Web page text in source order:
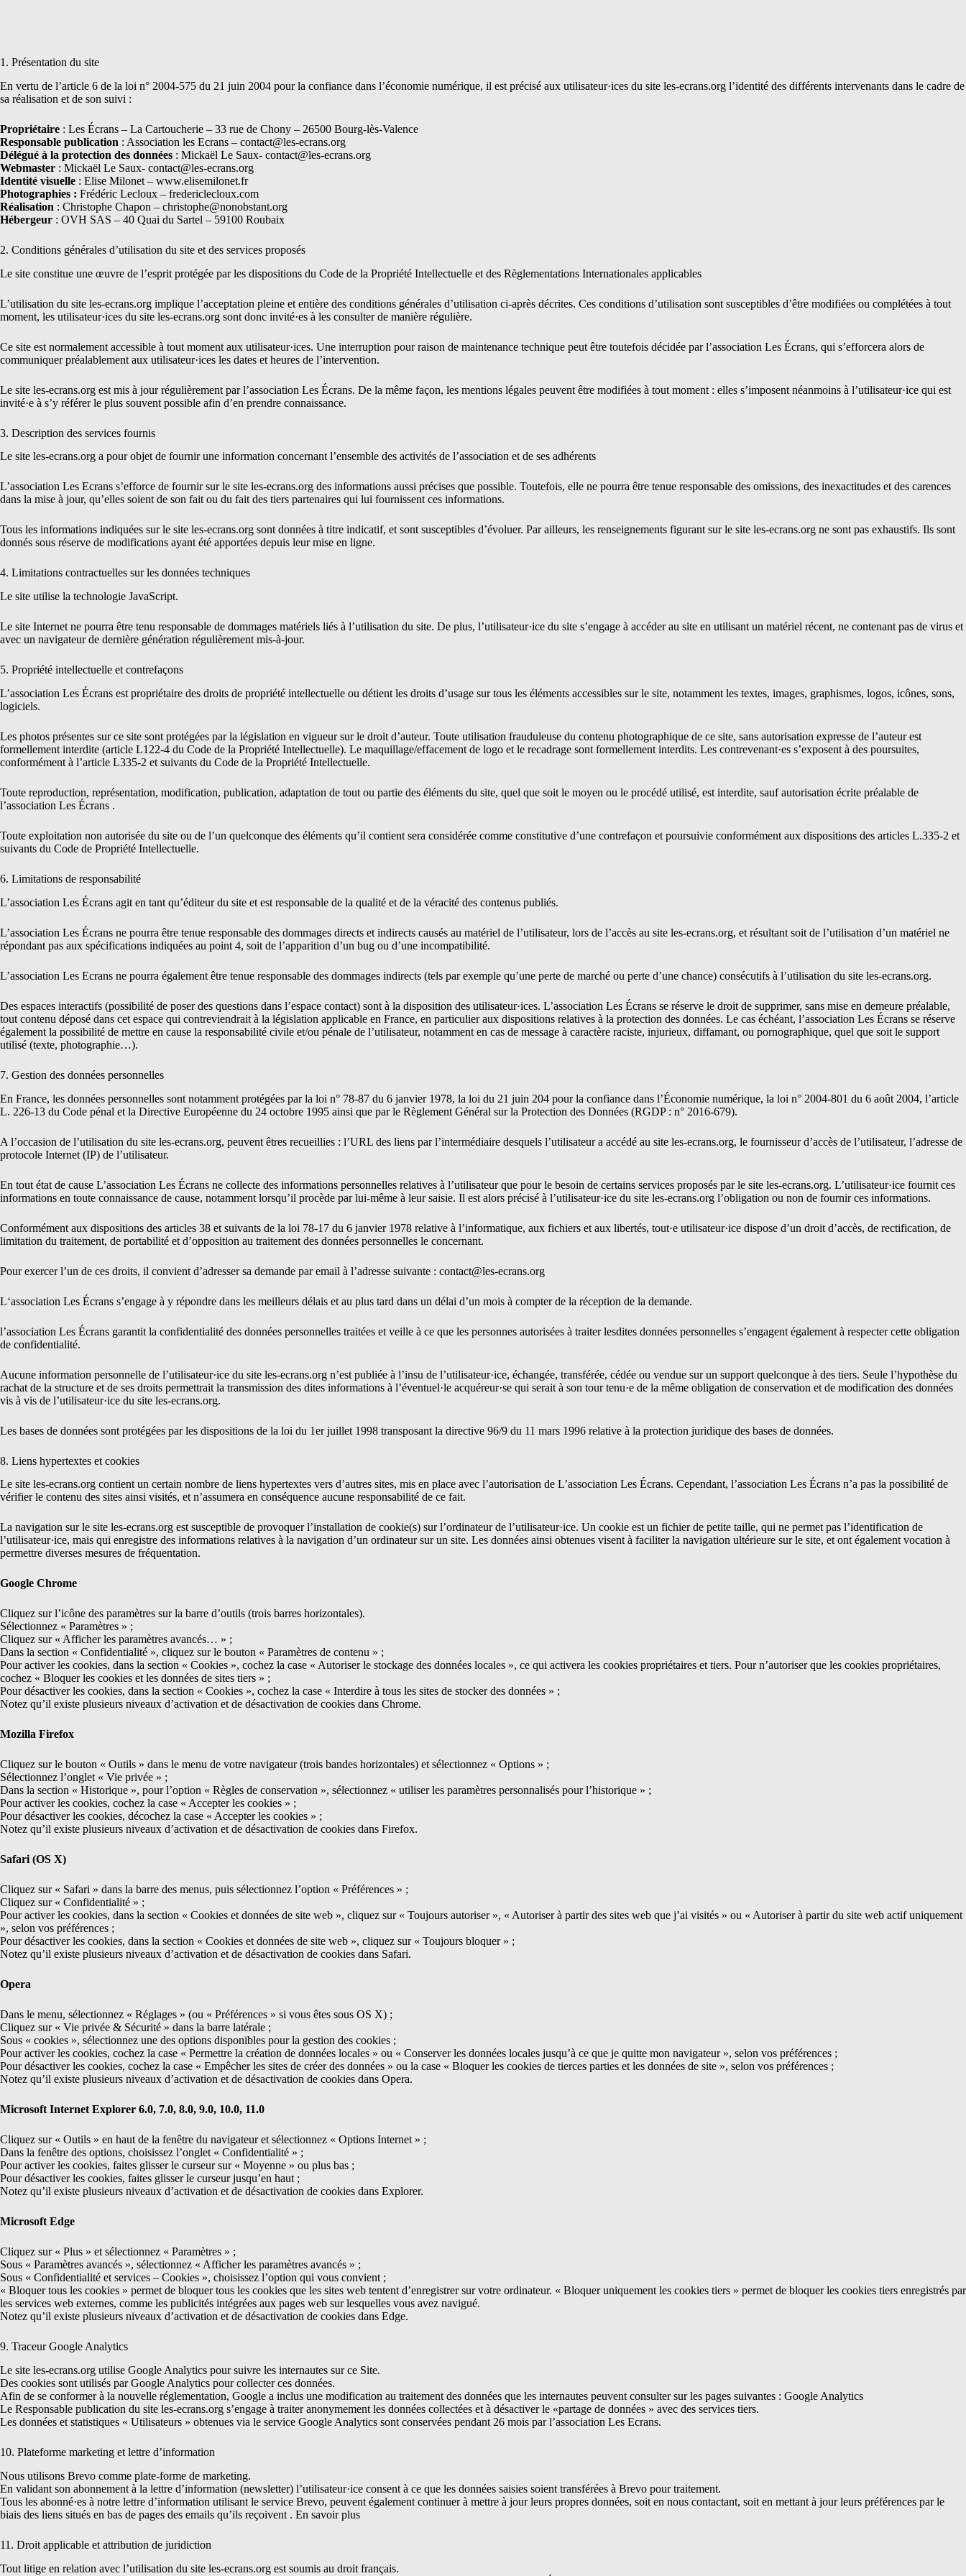
1. Présentation du site
En vertu de l’article 6 de la loi n° 2004-575 du 21 juin 2004 pour la confiance dans l’économie numérique, il est précisé aux utilisateur·ices du site les-ecrans.org l’identité des différents intervenants dans le cadre de
sa réalisation et de son suivi :
Propriétaire : Les Écrans – La Cartoucherie – 33 rue de Chony – 26500 Bourg-lès-Valence
Responsable publication : Association les Ecrans – contact@les-ecrans.org
Délégué à la protection des données : Mickaël Le Saux- contact@les-ecrans.org
Webmaster : Mickaël Le Saux- contact@les-ecrans.org
Identité visuelle : Elise Milonet – www.elisemilonet.fr
Photographies : Frédéric Lecloux – fredericlecloux.com
Réalisation : Christophe Chapon – christophe@nonobstant.org
Hébergeur : OVH SAS – 40 Quai du Sartel – 59100 Roubaix
2. Conditions générales d’utilisation du site et des services proposés
Le site constitue une œuvre de l’esprit protégée par les dispositions du Code de la Propriété Intellectuelle et des Règlementations Internationales applicables
L’utilisation du site les-ecrans.org implique l’acceptation pleine et entière des conditions générales d’utilisation ci-après décrites. Ces conditions d’utilisation sont susceptibles d’être modifiées ou complétées à tout
moment, les utilisateur·ices du site les-ecrans.org sont donc invité·es à les consulter de manière régulière.
Ce site est normalement accessible à tout moment aux utilisateur·ices. Une interruption pour raison de maintenance technique peut être toutefois décidée par l’association Les Écrans, qui s’efforcera alors de
communiquer préalablement aux utilisateur·ices les dates et heures de l’intervention.
Le site les-ecrans.org est mis à jour régulièrement par l’association Les Écrans. De la même façon, les mentions légales peuvent être modifiées à tout moment : elles s’imposent néanmoins à l’utilisateur·ice qui est
invité·e à s’y référer le plus souvent possible afin d’en prendre connaissance.
3. Description des services fournis
Le site les-ecrans.org a pour objet de fournir une information concernant l’ensemble des activités de l’association et de ses adhérents
L’association Les Ecrans s’efforce de fournir sur le site les-ecrans.org des informations aussi précises que possible. Toutefois, elle ne pourra être tenue responsable des omissions, des inexactitudes et des carences
dans la mise à jour, qu’elles soient de son fait ou du fait des tiers partenaires qui lui fournissent ces informations.
Tous les informations indiquées sur le site les-ecrans.org sont données à titre indicatif, et sont susceptibles d’évoluer. Par ailleurs, les renseignements figurant sur le site les-ecrans.org ne sont pas exhaustifs. Ils sont
donnés sous réserve de modifications ayant été apportées depuis leur mise en ligne.
4. Limitations contractuelles sur les données techniques
Le site utilise la technologie JavaScript.
Le site Internet ne pourra être tenu responsable de dommages matériels liés à l’utilisation du site. De plus, l’utilisateur·ice du site s’engage à accéder au site en utilisant un matériel récent, ne contenant pas de virus et
avec un navigateur de dernière génération régulièrement mis-à-jour.
5. Propriété intellectuelle et contrefaçons
L’association Les Écrans est propriétaire des droits de propriété intellectuelle ou détient les droits d’usage sur tous les éléments accessibles sur le site, notamment les textes, images, graphismes, logos, icônes, sons,
logiciels.
Les photos présentes sur ce site sont protégées par la législation en vigueur sur le droit d’auteur. Toute utilisation frauduleuse du contenu photographique de ce site, sans autorisation expresse de l’auteur est
formellement interdite (article L122-4 du Code de la Propriété Intellectuelle). Le maquillage/effacement de logo et le recadrage sont formellement interdits. Les contrevenant·es s’exposent à des poursuites,
conformément à l’article L335-2 et suivants du Code de la Propriété Intellectuelle.
Toute reproduction, représentation, modification, publication, adaptation de tout ou partie des éléments du site, quel que soit le moyen ou le procédé utilisé, est interdite, sauf autorisation écrite préalable de
l’association Les Écrans .
Toute exploitation non autorisée du site ou de l’un quelconque des éléments qu’il contient sera considérée comme constitutive d’une contrefaçon et poursuivie conformément aux dispositions des articles L.335-2 et
suivants du Code de Propriété Intellectuelle.
6. Limitations de responsabilité
L’association Les Écrans agit en tant qu’éditeur du site et est responsable de la qualité et de la véracité des contenus publiés.
L’association Les Écrans ne pourra être tenue responsable des dommages directs et indirects causés au matériel de l’utilisateur, lors de l’accès au site les-ecrans.org, et résultant soit de l’utilisation d’un matériel ne
répondant pas aux spécifications indiquées au point 4, soit de l’apparition d’un bug ou d’une incompatibilité.
L’association Les Ecrans ne pourra également être tenue responsable des dommages indirects (tels par exemple qu’une perte de marché ou perte d’une chance) consécutifs à l’utilisation du site les-ecrans.org.
Des espaces interactifs (possibilité de poser des questions dans l’espace contact) sont à la disposition des utilisateur·ices. L’association Les Écrans se réserve le droit de supprimer, sans mise en demeure préalable,
tout contenu déposé dans cet espace qui contreviendrait à la législation applicable en France, en particulier aux dispositions relatives à la protection des données. Le cas échéant, l’association Les Écrans se réserve
également la possibilité de mettre en cause la responsabilité civile et/ou pénale de l’utilisateur, notamment en cas de message à caractère raciste, injurieux, diffamant, ou pornographique, quel que soit le support
utilisé (texte, photographie…).
7. Gestion des données personnelles
En France, les données personnelles sont notamment protégées par la loi n° 78-87 du 6 janvier 1978, la loi du 21 juin 204 pour la confiance dans l’Économie numérique, la loi n° 2004-801 du 6 août 2004, l’article
L. 226-13 du Code pénal et la Directive Européenne du 24 octobre 1995 ainsi que par le Règlement Général sur la Protection des Données (RGDP : n° 2016-679).
A l’occasion de l’utilisation du site les-ecrans.org, peuvent êtres recueillies : l’URL des liens par l’intermédiaire desquels l’utilisateur a accédé au site les-ecrans.org, le fournisseur d’accès de l’utilisateur, l’adresse de
protocole Internet (IP) de l’utilisateur.
En tout état de cause L’association Les Écrans ne collecte des informations personnelles relatives à l’utilisateur que pour le besoin de certains services proposés par le site les-ecrans.org. L’utilisateur·ice fournit ces
informations en toute connaissance de cause, notamment lorsqu’il procède par lui-même à leur saisie. Il est alors précisé à l’utilisateur·ice du site les-ecrans.org l’obligation ou non de fournir ces informations.
Conformément aux dispositions des articles 38 et suivants de la loi 78-17 du 6 janvier 1978 relative à l’informatique, aux fichiers et aux libertés, tout·e utilisateur·ice dispose d’un droit d’accès, de rectification, de
limitation du traitement, de portabilité et d’opposition au traitement des données personnelles le concernant.
Pour exercer l’un de ces droits, il convient d’adresser sa demande par email à l’adresse suivante : contact@les-ecrans.org
L‘association Les Écrans s’engage à y répondre dans les meilleurs délais et au plus tard dans un délai d’un mois à compter de la réception de la demande.
l’association Les Écrans garantit la confidentialité des données personnelles traitées et veille à ce que les personnes autorisées à traiter lesdites données personnelles s’engagent également à respecter cette obligation
de confidentialité.
Aucune information personnelle de l’utilisateur·ice du site les-ecrans.org n’est publiée à l’insu de l’utilisateur·ice, échangée, transférée, cédée ou vendue sur un support quelconque à des tiers. Seule l’hypothèse du
rachat de la structure et de ses droits permettrait la transmission des dites informations à l’éventuel·le acquéreur·se qui serait à son tour tenu·e de la même obligation de conservation et de modification des données
vis à vis de l’utilisateur·ice du site les-ecrans.org.
Les bases de données sont protégées par les dispositions de la loi du 1er juillet 1998 transposant la directive 96/9 du 11 mars 1996 relative à la protection juridique des bases de données.
8. Liens hypertextes et cookies
Le site les-ecrans.org contient un certain nombre de liens hypertextes vers d’autres sites, mis en place avec l’autorisation de L’association Les Écrans. Cependant, l’association Les Écrans n’a pas la possibilité de
vérifier le contenu des sites ainsi visités, et n’assumera en conséquence aucune responsabilité de ce fait.
La navigation sur le site les-ecrans.org est susceptible de provoquer l’installation de cookie(s) sur l’ordinateur de l’utilisateur·ice. Un cookie est un fichier de petite taille, qui ne permet pas l’identification de
l’utilisateur·ice, mais qui enregistre des informations relatives à la navigation d’un ordinateur sur un site. Les données ainsi obtenues visent à faciliter la navigation ultérieure sur le site, et ont également vocation à
permettre diverses mesures de fréquentation.
Google Chrome
Cliquez sur l’icône des paramètres sur la barre d’outils (trois barres horizontales).
Sélectionnez « Paramètres » ;
Cliquez sur « Afficher les paramètres avancés… » ;
Dans la section « Confidentialité », cliquez sur le bouton « Paramètres de contenu » ;
Pour activer les cookies, dans la section « Cookies », cochez la case « Autoriser le stockage des données locales », ce qui activera les cookies propriétaires et tiers. Pour n’autoriser que les cookies propriétaires,
cochez « Bloquer les cookies et les données de sites tiers » ;
Pour désactiver les cookies, dans la section « Cookies », cochez la case « Interdire à tous les sites de stocker des données » ;
Notez qu’il existe plusieurs niveaux d’activation et de désactivation de cookies dans Chrome.
Mozilla Firefox
Cliquez sur le bouton « Outils » dans le menu de votre navigateur (trois bandes horizontales) et sélectionnez « Options » ;
Sélectionnez l’onglet « Vie privée » ;
Dans la section « Historique », pour l’option « Règles de conservation », sélectionnez « utiliser les paramètres personnalisés pour l’historique » ;
Pour activer les cookies, cochez la case « Accepter les cookies » ;
Pour désactiver les cookies, décochez la case « Accepter les cookies » ;
Notez qu’il existe plusieurs niveaux d’activation et de désactivation de cookies dans Firefox.
Safari (OS X)
Cliquez sur « Safari » dans la barre des menus, puis sélectionnez l’option « Préférences » ;
Cliquez sur « Confidentialité » ;
Pour activer les cookies, dans la section « Cookies et données de site web », cliquez sur « Toujours autoriser », « Autoriser à partir des sites web que j’ai visités » ou « Autoriser à partir du site web actif uniquement
», selon vos préférences ;
Pour désactiver les cookies, dans la section « Cookies et données de site web », cliquez sur « Toujours bloquer » ;
Notez qu’il existe plusieurs niveaux d’activation et de désactivation de cookies dans Safari.
Opera
Dans le menu, sélectionnez « Réglages » (ou « Préférences » si vous êtes sous OS X) ;
Cliquez sur « Vie privée & Sécurité » dans la barre latérale ;
Sous « cookies », sélectionnez une des options disponibles pour la gestion des cookies ;
Pour activer les cookies, cochez la case « Permettre la création de données locales » ou « Conserver les données locales jusqu’à ce que je quitte mon navigateur », selon vos préférences ;
Pour désactiver les cookies, cochez la case « Empêcher les sites de créer des données » ou la case « Bloquer les cookies de tierces parties et les données de site », selon vos préférences ;
Notez qu’il existe plusieurs niveaux d’activation et de désactivation de cookies dans Opera.
Microsoft Internet Explorer 6.0, 7.0, 8.0, 9.0, 10.0, 11.0
Cliquez sur « Outils » en haut de la fenêtre du navigateur et sélectionnez « Options Internet » ;
Dans la fenêtre des options, choisissez l’onglet « Confidentialité » ;
Pour activer les cookies, faites glisser le curseur sur « Moyenne » ou plus bas ;
Pour désactiver les cookies, faites glisser le curseur jusqu’en haut ;
Notez qu’il existe plusieurs niveaux d’activation et de désactivation de cookies dans Explorer.
Microsoft Edge
Cliquez sur « Plus » et sélectionnez « Paramètres » ;
Sous « Paramètres avancés », sélectionnez « Afficher les paramètres avancés » ;
Sous « Confidentialité et services – Cookies », choisissez l’option qui vous convient ;
« Bloquer tous les cookies » permet de bloquer tous les cookies que les sites web tentent d’enregistrer sur votre ordinateur. « Bloquer uniquement les cookies tiers » permet de bloquer les cookies tiers enregistrés par
les services web externes, comme les publicités intégrées aux pages web sur lesquelles vous avez navigué.
Notez qu’il existe plusieurs niveaux d’activation et de désactivation de cookies dans Edge.
9. Traceur Google Analytics
Le site les-ecrans.org utilise Google Analytics pour suivre les internautes sur ce Site.
Des cookies sont utilisés par Google Analytics pour collecter ces données.
Afin de se conformer à la nouvelle réglementation, Google a inclus une modification au traitement des données que les internautes peuvent consulter sur les pages suivantes : Google Analytics
Le Responsable publication du site les-ecrans.org s’engage à traiter anonymement les données collectées et à désactiver le «partage de données » avec des services tiers.
Les données et statistiques « Utilisateurs » obtenues via le service Google Analytics sont conservées pendant 26 mois par l’association Les Ecrans.
10. Plateforme marketing et lettre d’information
Nous utilisons Brevo comme plate-forme de marketing.
En validant son abonnement à la lettre d’information (newsletter) l’utilisateur·ice consent à ce que les données saisies soient transférées à Brevo pour traitement.
Tous les abonné·es à notre lettre d’information utilisant le service Brevo, peuvent également continuer à mettre à jour leurs propres données, soit en nous contactant, soit en mettant à jour leurs préférences par le
biais des liens situés en bas de pages des emails qu’ils reçoivent . En savoir plus
11. Droit applicable et attribution de juridiction
Tout litige en relation avec l’utilisation du site les-ecrans.org est soumis au droit français.